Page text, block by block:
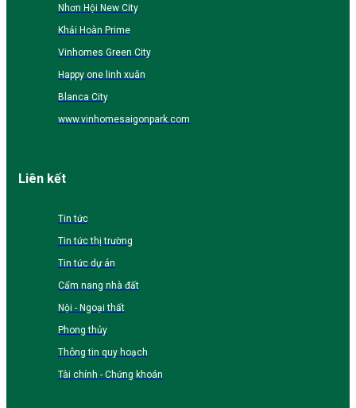
Nhơn Hội New City
Khải Hoàn Prime
Vinhomes Green City
Happy one linh xuân
Blanca City
www.vinhomesaigonpark.com
Liên kết
Tin tức
Tin tức thị trường
Tin tức dự án
Cẩm nang nhà đất
Nội - Ngoại thất
Phong thủy
Thông tin quy hoạch
Tài chính - Chứng khoán